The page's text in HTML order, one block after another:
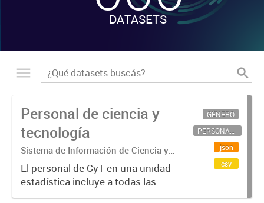
DATASETS
Personal de ciencia y
tecnología
Sistema de Información de Ciencia y
Tecnología Argentino (SICYTAR)
El personal de CyT en una unidad
estadística incluye a todas las
personas involucradas
GÉNERO
PERSONAL CIENTÍFICO-TECNOLÓGICO
json
csv